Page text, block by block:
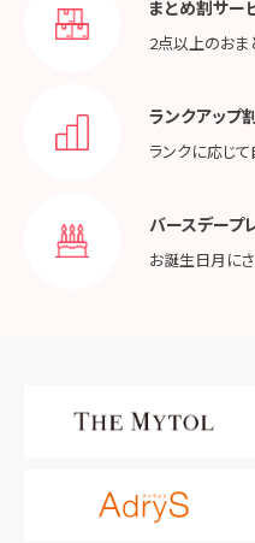
まとめ割サー
2点以上のおま
ランクアップ
ランクに応じて
バースデープ
お誕生日月に